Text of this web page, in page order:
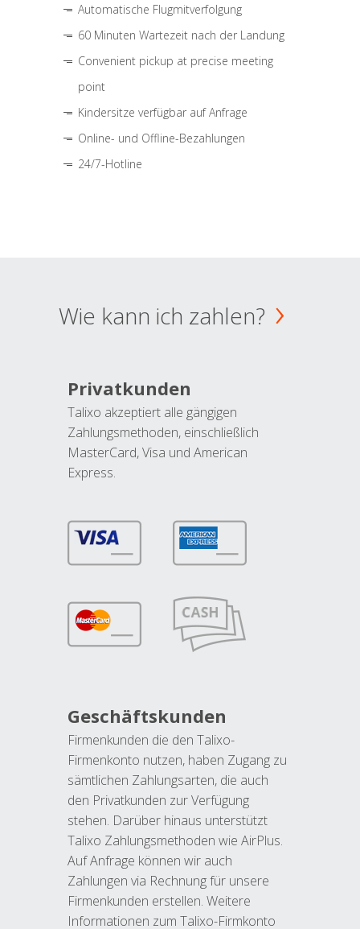
Automatische Flugmitverfolgung
60 Minuten Wartezeit nach der Landung
Convenient pickup at precise meeting
point
Kindersitze verfügbar auf Anfrage
Online- und Offline-Bezahlungen
24/7-Hotline
Wie kann ich zahlen?
Privatkunden
Talixo akzeptiert alle gängigen
Zahlungsmethoden, einschließlich
MasterCard, Visa und American
Express.
Geschäftskunden
Firmenkunden die den Talixo-
Firmenkonto nutzen, haben Zugang zu
sämtlichen Zahlungsarten, die auch
den Privatkunden zur Verfügung
stehen. Darüber hinaus unterstützt
Talixo Zahlungsmethoden wie AirPlus.
Auf Anfrage können wir auch
Zahlungen via Rechnung für unsere
Firmenkunden erstellen. Weitere
Informationen zum Talixo-Firmkonto